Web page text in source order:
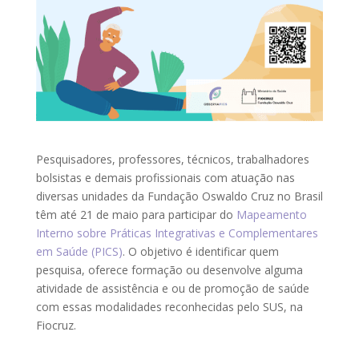
Pesquisadores, professores, técnicos, trabalhadores
bolsistas e demais profissionais com atuação nas
diversas unidades da Fundação Oswaldo Cruz no Brasil
têm até 21 de maio para participar do Mapeamento
Interno sobre Práticas Integrativas e Complementares
em Saúde (PICS). O objetivo é identificar quem
pesquisa, oferece formação ou desenvolve alguma
atividade de assistência e ou de promoção de saúde
com essas modalidades reconhecidas pelo SUS, na
Fiocruz.